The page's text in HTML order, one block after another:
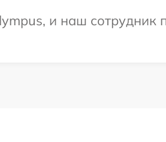
и наш сотрудник